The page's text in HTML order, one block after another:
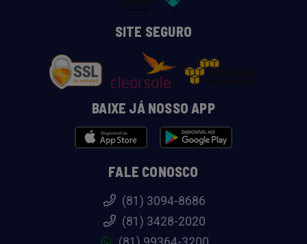
SITE SEGURO
BAIXE JÁ NOSSO APP
FALE CONOSCO
(81) 3094-8686
(81) 3428-2020